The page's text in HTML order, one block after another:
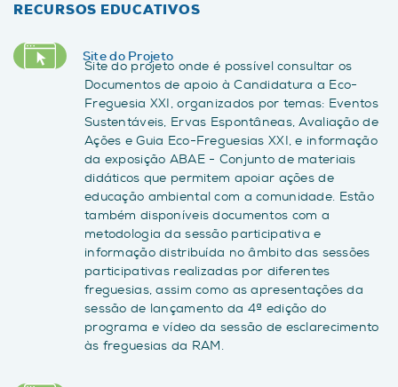
RECURSOS EDUCATIVOS
Site do Projeto
Site do projeto onde é possível consultar os
Documentos de apoio à Candidatura a Eco-
Freguesia XXI, organizados por temas: Eventos
Sustentáveis, Ervas Espontâneas, Avaliação de
Ações e Guia Eco-Freguesias XXI, e informação
da exposição ABAE - Conjunto de materiais
didáticos que permitem apoiar ações de
educação ambiental com a comunidade. Estão
também disponíveis documentos com a
metodologia da sessão participativa e
informação distribuída no âmbito das sessões
participativas realizadas por diferentes
freguesias, assim como as apresentações da
sessão de lançamento da 4ª edição do
programa e vídeo da sessão de esclarecimento
às freguesias da RAM.